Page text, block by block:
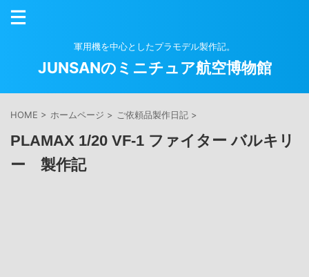
軍用機を中心としたプラモデル製作記。
JUNSANのミニチュア航空博物館
HOME > ホームページ > ご依頼品製作日記 >
PLAMAX 1/20 VF-1 ファイター バルキリ
ー 製作記